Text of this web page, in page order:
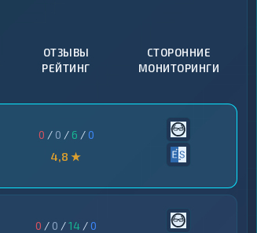
ОТЗЫВЫ
РЕЙТИНГ
СТОРОННИЕ
МОНИТОРИНГИ
0 / 0 / 6 /0
4,8 ★
0 / 0 /14 /0